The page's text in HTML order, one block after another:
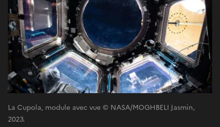
La Cupola, module avec vue © NASA/MOGHBELI Jasmin,
2023.